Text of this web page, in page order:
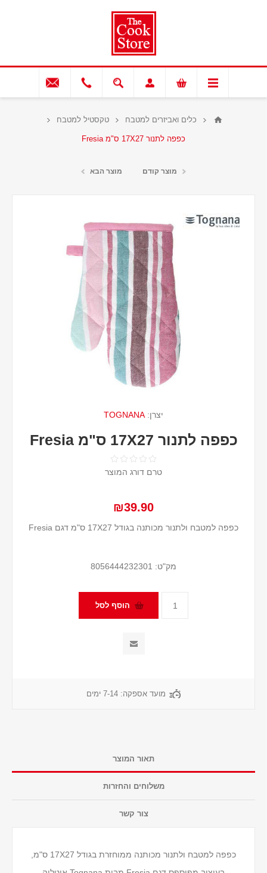
כלים ואביזרים למטבח טקסטיל למטבח
כפפה לתנור 17X27 ס"מ Fresia
מוצר קודם מוצר הבא
יצרן: TOGNANA
כפפה לתנור 17X27 ס"מ Fresia
טרם דורג המוצר
₪39.90
כפפה למטבח ולתנור מכותנה בגודל 17X27 ס"מ דגם Fresia
מק"ט: 8056444232301
מועד אספקה: 7-14 ימים
תאור המוצר
משלוחים והחזרות
צור קשר
כפפה למטבח ולתנור מכותנה ממוחזרת בגודל 17X27 ס"מ,